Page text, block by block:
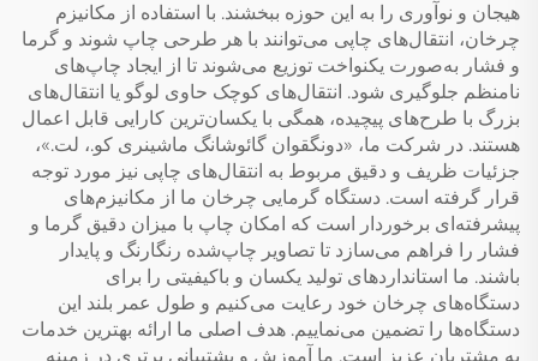
هیجان و نوآوری را به این حوزه ببخشند. با استفاده از مکانیزم
چرخان، انتقال‌های چاپی می‌توانند با هر طرحی چاپ شوند و گرما
و فشار به‌صورت یکنواخت توزیع می‌شوند تا از ایجاد چاپ‌های
نامنظم جلوگیری شود. انتقال‌های کوچک حاوی لوگو یا انتقال‌های
بزرگ با طرح‌های پیچیده، همگی با یکسان‌ترین کارایی قابل اعمال
هستند. در شرکت ما، «دونگقوان گائوشانگ ماشینری کو.، لت.»،
جزئیات ظریف و دقیق مربوط به انتقال‌های چاپی نیز مورد توجه
قرار گرفته است. دستگاه گرمایی چرخان ما از مکانیزم‌های
پیشرفته‌ای برخوردار است که امکان چاپ با میزان دقیق گرما و
فشار را فراهم می‌سازد تا تصاویر چاپ‌شده رنگارنگ و پایدار
باشند. ما استانداردهای تولید یکسان و باکیفیتی را برای
دستگاه‌های چرخان خود رعایت می‌کنیم و طول عمر بلند این
دستگاه‌ها را تضمین می‌نماییم. هدف اصلی ما ارائه بهترین خدمات
به مشتریان عزیز است. ما آموزش و پشتیبانی برتری در زمینه